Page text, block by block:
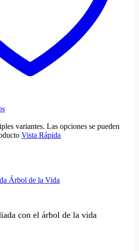
variantes. Las opciones se pueden
Vista Rápida
Árbol de la Vida
con el árbol de la vida